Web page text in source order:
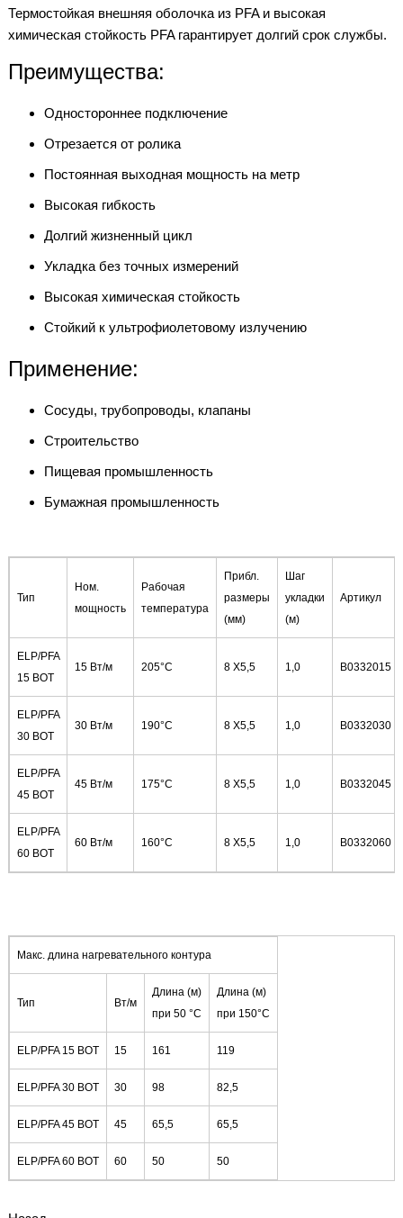
Термостойкая внешняя оболочка из PFA и высокая
химическая стойкость PFA гарантирует долгий срок службы.
Преимущества:
Одностороннее подключение
Отрезается от ролика
Постоянная выходная мощность на метр
Высокая гибкость
Долгий жизненный цикл
Укладка без точных измерений
Высокая химическая стойкость
Стойкий к ультрофиолетовому излучению
Применение:
Сосуды, трубопроводы, клапаны
Строительство
Пищевая промышленность
Бумажная промышленность
Тип
Ном.
мощность
Рабочая
температура
Прибл.
размеры
(мм)
Шаг
укладки
(м)
Артикул
ELP/PFA
15 BOT
15 Вт/м 205°C 8 X5,5 1,0 B0332015
ELP/PFA
30 BOT
30 Вт/м 190°C 8 X5,5 1,0 B0332030
ELP/PFA
45 BOT
45 Вт/м 175°C 8 X5,5 1,0 B0332045
ELP/PFA
60 BOT
60 Вт/м 160°C 8 X5,5 1,0 B0332060
Mакс. длина нагревательного контура
Тип Вт/м
Длина (м)
при 50 °C
Длина (м)
при 150°C
ELP/PFA 15 BOT 15 161 119
ELP/PFA 30 BOT 30 98 82,5
ELP/PFA 45 BOT 45 65,5 65,5
ELP/PFA 60 BOT 60 50 50